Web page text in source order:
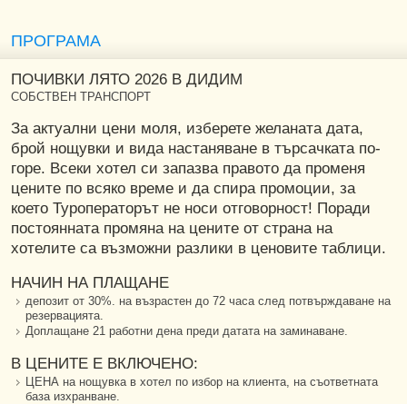
ПРОГРАМА
ПОЧИВКИ ЛЯТО 2026 В ДИДИМ
СОБСТВЕН ТРАНСПОРТ
За актуални цени моля, изберете желаната дата,
брой нощувки и вида настаняване в търсачката по-
горе. Всеки хотел си запазва правото да променя
цените по всяко време и да спира промоции, за
което Туроператорът не носи отговорност! Поради
постоянната промяна на цените от страна на
хотелите са възможни разлики в ценовите таблици.
НАЧИН НА ПЛАЩАНЕ
депозит от 30%. на възрастен до 72 часа след потвърждаване на
резервацията.
Доплащане 21 работни дена преди датата на заминаване.
В ЦЕНИТЕ Е ВКЛЮЧЕНО:
ЦЕНА на нощувка в хотел по избор на клиента, на съответната
база изхранване.